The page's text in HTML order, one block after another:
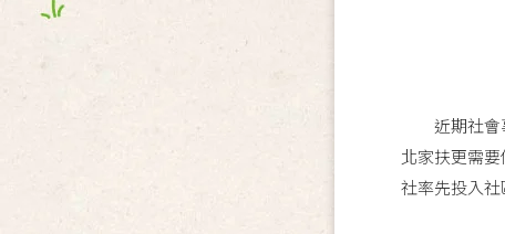
近期社會事
北家扶更需
社率先投入